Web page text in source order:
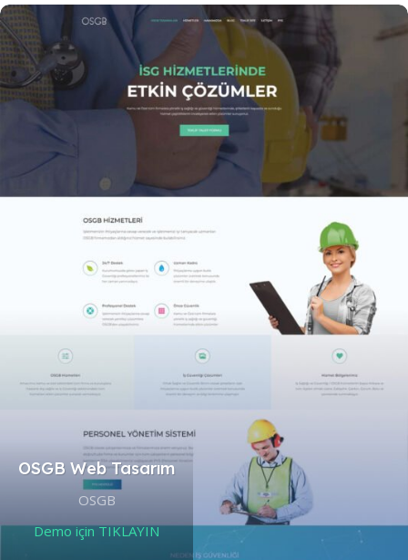
OSGB Web Tasarım
OSGB
Demo için TIKLAYIN
Ajans Web Tasarımı
OSGB